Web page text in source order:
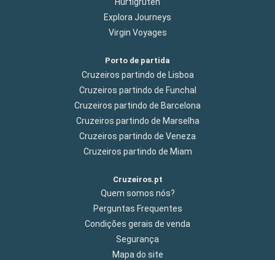
Hurtigruten
Explora Journeys
Virgin Voyages
Porto de partida
Cruzeiros partindo de Lisboa
Cruzeiros partindo de Funchal
Cruzeiros partindo de Barcelona
Cruzeiros partindo de Marselha
Cruzeiros partindo de Veneza
Cruzeiros partindo de Miam
Cruzeiros.pt
Quem somos nós?
Perguntas Frequentes
Condições gerais de venda
Segurança
Mapa do site